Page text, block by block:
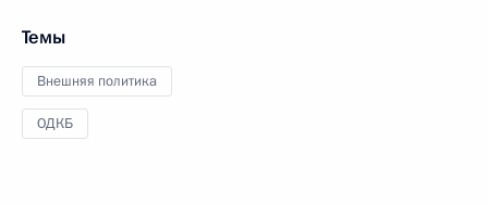
Темы
Внешняя политика
ОДКБ